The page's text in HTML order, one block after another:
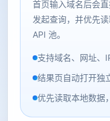
首页输入域名后会
发起查询，并优先
API 池。
支持域名、网址、
结果页自动打开独
优先读取本地数据